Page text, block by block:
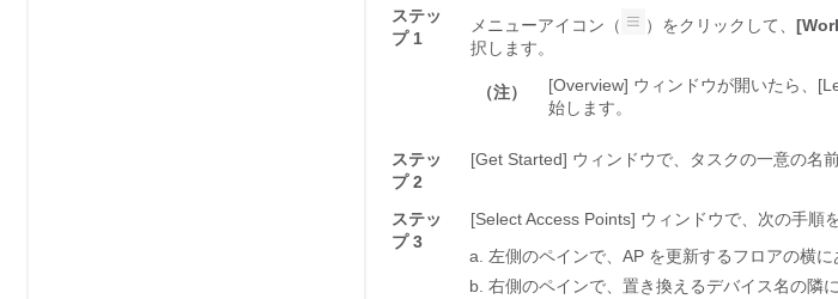
ステッ
プ 1
メニューアイコン（ ）をクリックして、
択します。
（注） [Overview] ウィンドウが開いたら、
始します。
ステッ
プ 2
[Get Started] ウィンドウで、タスクの一意の名
ステッ
プ 3
[Select Access Points] ウィンドウで、次の手順
左側のペインで、AP を更新するフロアの横
右側のペインで、置き換えるデバイス名の隣